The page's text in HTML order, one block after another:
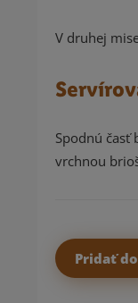
V druhej
Spodnú
vrchnou
Pridať